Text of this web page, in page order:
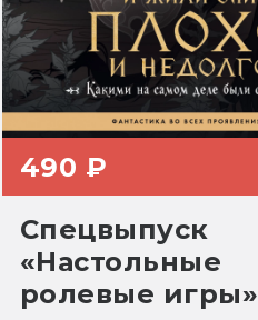
490 ₽
Спецвыпуск
«Настольные
ролевые игры»